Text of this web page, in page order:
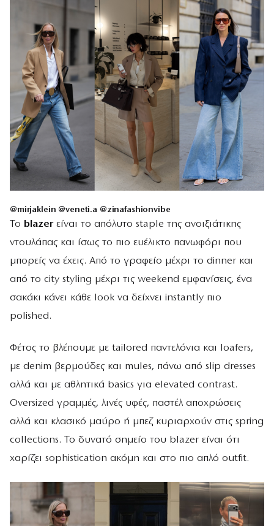
@mirjaklein @veneti.a @zinafashionvibe
Το blazerείναι το απόλυτο staple της ανοιξιάτικης
ντουλάπας και ίσως το πιο ευέλικτο πανωφόρι που
μπορείς να έχεις. Από το γραφείο μέχρι το dinner και
από το city styling μέχρι τις weekend εμφανίσεις, ένα
σακάκι κάνει κάθε look να δείχνει instantly πιο
polished.
Φέτος το βλέπουμε με tailored παντελόνια και loafers,
με denim βερμούδες και mules, πάνω από slip dresses
αλλά και με αθλητικά basics για elevated contrast.
Oversized γραμμές, λινές υφές, παστέλ αποχρώσεις
αλλά και κλασικό μαύρο ή μπεζ κυριαρχούν στις spring
collections. Το δυνατό σημείο του blazer είναι ότι
χαρίζει sophistication ακόμη και στο πιο απλό outfit.